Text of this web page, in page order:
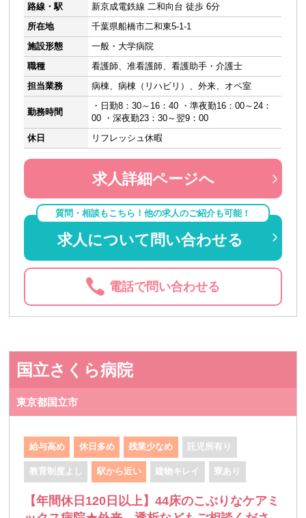
路線・駅
新京成電鉄線 二和向台 徒歩 6分
所在地
千葉県船橋市二和東5-1-1
施設形態
一般・大学病院
職種
看護師、准看護師、看護助手・介護士
担当業務
病棟、病棟（リハビリ）、外来、オペ室
勤務時間
・日勤8：30～16：40 ・準夜勤16：00～24：
00 ・深夜勤23：30～翌9：00
休日
リフレッシュ休暇
求人詳細ページへ
質問・相談もこちら！他の求人のご紹介も可能！
求人について問い合わせる
電話で問い合わせる
国立さくら病院
東京都国立市
給与高め 休日多め 残業少なめ 託児所有り
教育制度よし 駅から近い 建物キレイ 寮あり
【年間休日120日以上】44床のこぶりなケアミ